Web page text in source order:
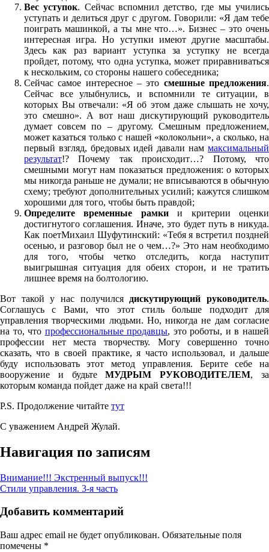
Вес уступок. Сейчас вспомнил детство, где мы учились
уступать и делиться друг с другом. Говорили: «Я дам тебе
поиграть машинкой, а ты мне что…». Бизнес – это очень
интересная игра. Но уступки имеют другие масштабы.
Здесь как раз вариант уступка за уступку не всегда
пройдет, потому, что одна уступка, может приравниваться
к нескольким, со стороны нашего собеседника;
Сейчас самое интересное – это смешные предложения.
Сейчас все улыбнулись, и вспомнили те ситуации, в
которых Вы отвечали: «Я об этом даже слышать не хочу,
это смешно». А вот наш дискутирующий руководитель
думает совсем по – другому. Смешным предложением,
может казаться только с нашей «колокольни», а сколько, на
первый взгляд, бредовых идей давали нам максимальный
результат!? Почему так происходит…? Потому, что
смешными могут нам показаться предложения: о которых
мы никогда раньше не думали; не вписываются в обычную
схему; требуют дополнительных усилий; кажутся слишком
хорошими для того, чтобы быть правдой;
Определите временные рамкии критерии оценки
достигнутого соглашения. Иначе, это будет путь в никуда.
Как поетМихаил Шуфутинский: «Тебя я встретил поздней
осенью, и разговор был не о чем…?» Это нам необходимо
для того, чтобы четко отследить, когда наступит
выигрышная ситуация для обеих сторон, и не тратить
лишнее время на болтологию.
Вот такой у нас получился дискутирующий руководитель.
Соглашусь с Вами, что этот стиль больше подходит для
управления творческими людьми. Но, никогда не дам согласие
на то, что профессиональные продавцы, это роботы, и в нашей
профессии нет места творчеству. Могу совершенно точно
сказать, что в своей практике, я часто использовал, и дальше
буду использовать этот метод управления. Берите себе на
вооружение и будьтеМУДРЫМ РУКОВОДИТЕЛЕМ, за
которым команда пойдет даже на край света!!!
P.S. Продолжение читайте тут
С уважением Андрей Жулай.
Навигация по записям
Внимание!!! Экстренный выпуск!!!
Стили управления. 3-я часть
Добавить комментарий
Ваш адрес email не будет опубликован. Обязательные поля
помечены *